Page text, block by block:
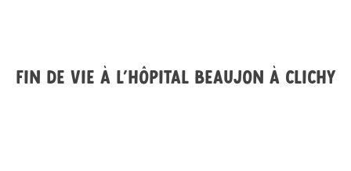
Fin de vie à l’hôpital Beaujon à Clichy